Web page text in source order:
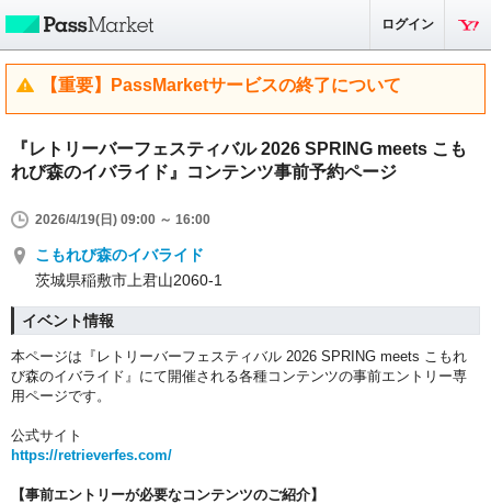
ログイン
【重要】PassMarketサービスの終了について
『レトリーバーフェスティバル 2026 SPRING meets こも
れび森のイバライド』コンテンツ事前予約ページ
2026/4/19(日) 09:00 ～ 16:00
こもれび森のイバライド
茨城県稲敷市上君山2060-1
イベント情報
本ページは『レトリーバーフェスティバル 2026 SPRING meets こもれ
び森のイバライド』にて開催される各種コンテンツの事前エントリー専
用ページです。
公式サイト
https://retrieverfes.com/
【事前エントリーが必要なコンテンツのご紹介】